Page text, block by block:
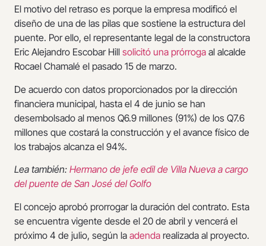
El motivo del retraso es porque la empresa modificó el
diseño de una de las pilas que sostiene la estructura del
puente. Por ello, el representante legal de la constructora
Eric Alejandro Escobar Hill solicitó una prórroga al alcalde
Rocael Chamalé el pasado 15 de marzo.
De acuerdo con datos proporcionados por la dirección
financiera municipal, hasta el 4 de junio se han
desembolsado al menos Q6.9 millones (91%) de los Q7.6
millones que costará la construcción y el avance físico de
los trabajos alcanza el 94%.
Lea también: Hermano de jefe edil de Villa Nueva a cargo
del puente de San José del Golfo
El concejo aprobó prorrogar la duración del contrato. Esta
se encuentra vigente desde el 20 de abril y vencerá el
próximo 4 de julio, según la adenda realizada al proyecto.